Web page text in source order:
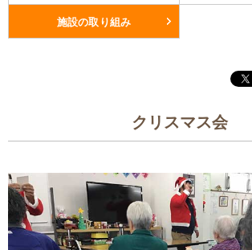
施設の取り組み
クリスマス会